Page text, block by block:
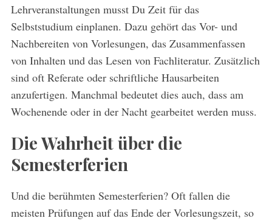
Lehrveranstaltungen musst Du Zeit für das
Selbststudium einplanen. Dazu gehört das Vor- und
Nachbereiten von Vorlesungen, das Zusammenfassen
von Inhalten und das Lesen von Fachliteratur. Zusätzlich
sind oft Referate oder schriftliche Hausarbeiten
anzufertigen. Manchmal bedeutet dies auch, dass am
Wochenende oder in der Nacht gearbeitet werden muss.
Die Wahrheit über die
Semesterferien
Und die berühmten Semesterferien? Oft fallen die
meisten Prüfungen auf das Ende der Vorlesungszeit, so
r
h
f
o